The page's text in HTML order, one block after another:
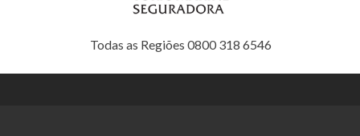
Todas as Regiões 0800 318 6546